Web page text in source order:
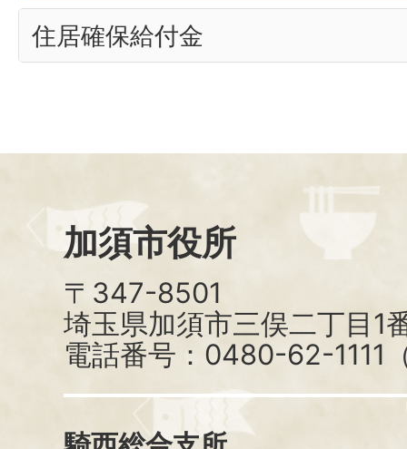
住居確保給付金
加須市役所
〒347-8501
埼玉県加須市三俣二丁目1
電話番号：0480-62-1111